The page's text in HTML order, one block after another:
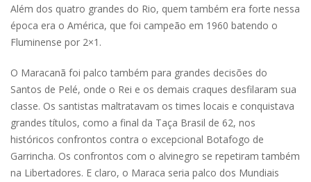
Além dos quatro grandes do Rio, quem também era forte nessa
época era o América, que foi campeão em 1960 batendo o
Fluminense por 2×1.
O Maracanã foi palco também para grandes decisões do
Santos de Pelé, onde o Rei e os demais craques desfilaram sua
classe. Os santistas maltratavam os times locais e conquistava
grandes títulos, como a final da Taça Brasil de 62, nos
históricos confrontos contra o excepcional Botafogo de
Garrincha. Os confrontos com o alvinegro se repetiram também
na Libertadores. E claro, o Maraca seria palco dos Mundiais